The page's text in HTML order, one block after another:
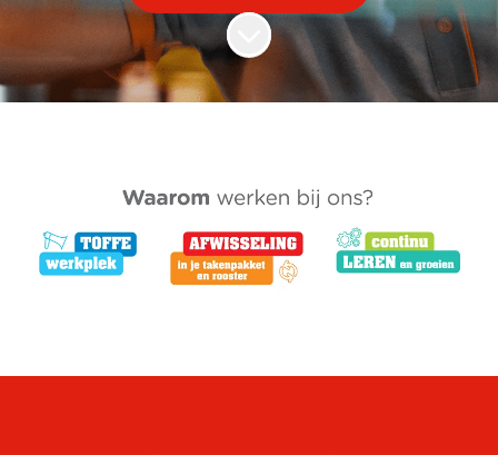
Naar content scrollen